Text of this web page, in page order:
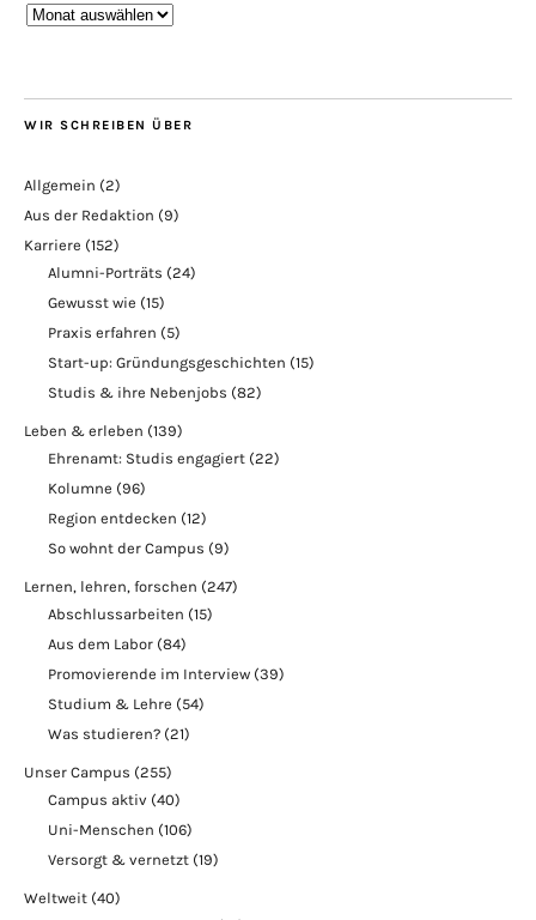
Blogarchiv
WIR SCHREIBEN ÜBER
Allgemein (2)
Aus der Redaktion (9)
Karriere (152)
Alumni-Porträts (24)
Gewusst wie (15)
Praxis erfahren (5)
Start-up: Gründungsgeschichten (15)
Studis & ihre Nebenjobs (82)
Leben & erleben (139)
Ehrenamt: Studis engagiert (22)
Kolumne (96)
Region entdecken (12)
So wohnt der Campus (9)
Lernen, lehren, forschen (247)
Abschlussarbeiten (15)
Aus dem Labor (84)
Promovierende im Interview (39)
Studium & Lehre (54)
Was studieren? (21)
Unser Campus (255)
Campus aktiv (40)
Uni-Menschen (106)
Versorgt & vernetzt (19)
Weltweit (40)